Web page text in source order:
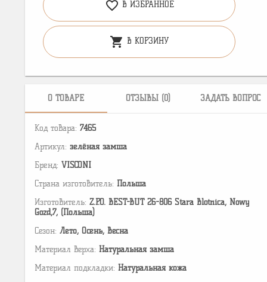
favorite_border В ИЗБРАННОЕ
shopping_cart В КОРЗИНУ
О ТОВАРЕ ОТЗЫВЫ (0) ЗАДАТЬ ВОПРОС
Код товара: 7465
Артикул: зелёная замша
Бренд: VISCONI
Страна изготовитель: Польша
Изготовитель: Z.P.O. BEST-BUT 26-806 Stara Blotnica, Nowy
Gozd,7, (Польша)
Сезон: Лето, Осень, Весна
Материал верха: Натуральная замша
Материал подкладки: Натуральная кожа